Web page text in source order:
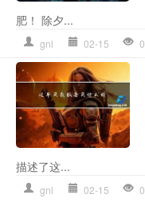
肥！ 除夕...
gnl 02-15 0
描述了这...
gnl 02-15 0